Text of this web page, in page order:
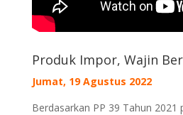
Produk Impor, Wajin
Jumat, 19 Agustus 2022
Berdasarkan PP 39 Tahun 2021